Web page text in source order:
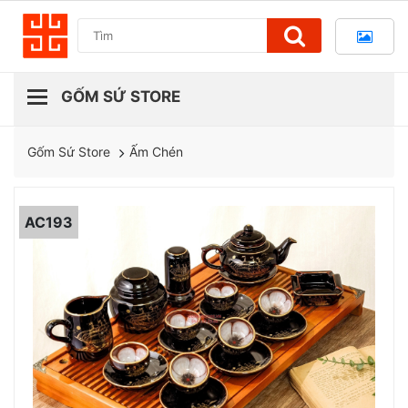
Gốm Sứ Store Ấm Chén
AC193